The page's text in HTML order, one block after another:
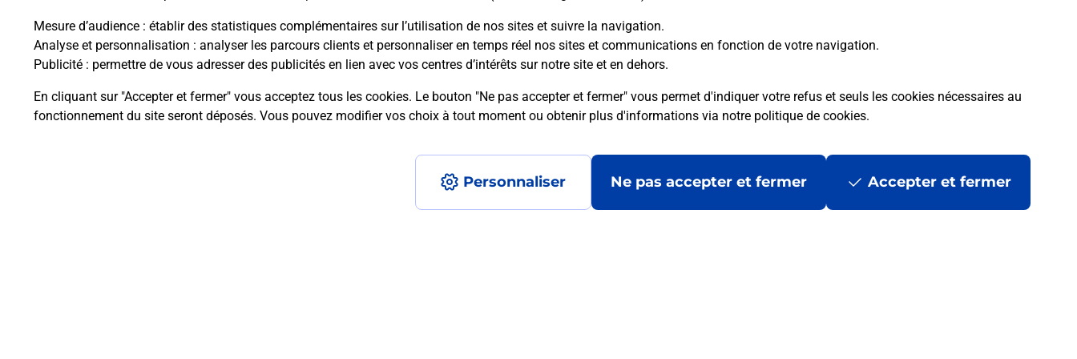
Mesure d’audience : établir des statistiques complémentaires sur l’utilisation de nos sites et suivre la navigation.
Analyse et personnalisation : analyser les parcours clients et personnaliser en temps réel nos sites et communications en fonction de votre navigation.
Publicité : permettre de vous adresser des publicités en lien avec vos centres d’intérêts sur notre site et en dehors.
En cliquant sur "Accepter et fermer" vous acceptez tous les cookies. Le bouton "Ne pas accepter et fermer" vous permet d'indiquer votre refus et seuls les cookies nécessaires au
fonctionnement du site seront déposés. Vous pouvez modifier vos choix à tout moment ou obtenir plus d'informations via notre politique de cookies.
Personnaliser Ne pas accepter et fermer Accepter et fermer
Questions fréquemment posées
Où faire des numérisations à proximité ?